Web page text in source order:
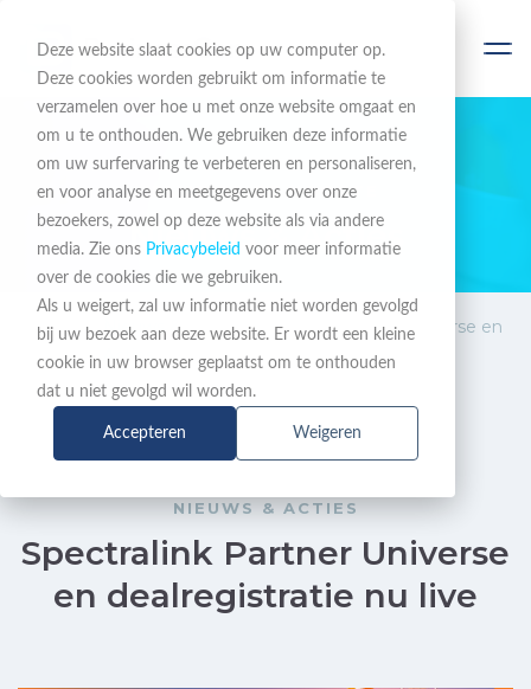
Deze website slaat cookies op uw computer op.
Deze cookies worden gebruikt om informatie te
verzamelen over hoe u met onze website omgaat en
om u te onthouden. We gebruiken deze informatie
om uw surfervaring te verbeteren en personaliseren,
en voor analyse en meetgegevens over onze
bezoekers, zowel op deze website als via andere
media. Zie ons Privacybeleid voor meer informatie
over de cookies die we gebruiken.
Als u weigert, zal uw informatie niet worden gevolgd
bij uw bezoek aan deze website. Er wordt een kleine
cookie in uw browser geplaatst om te onthouden
dat u niet gevolgd wil worden.
Accepteren Weigeren
BLIJF OP DE HOOGTE
Nieuws & Acties
Nieuws &
Acties
Spectralink Partner Universe en
dealregistratie nu live
NIEUWS & ACTIES
Spectralink Partner Universe
en dealregistratie nu live